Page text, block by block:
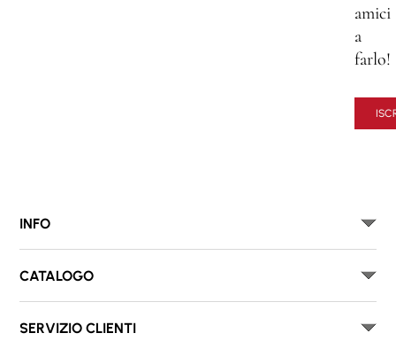
amici
a
farlo!
INFO
CATALOGO
SERVIZIO CLIENTI